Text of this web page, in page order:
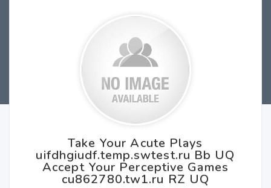
Take Your Acute Plays
uifdhgiudf.temp.swtest.ru Bb UQ
Accept Your Perceptive Games
cu862780.tw1.ru RZ UQ